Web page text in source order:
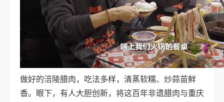
做好的涪陵腊肉，吃法多样，清蒸软糯、炒蒜苗鲜
香。眼下，有人大胆创新，将这百年非遗腊肉与重庆